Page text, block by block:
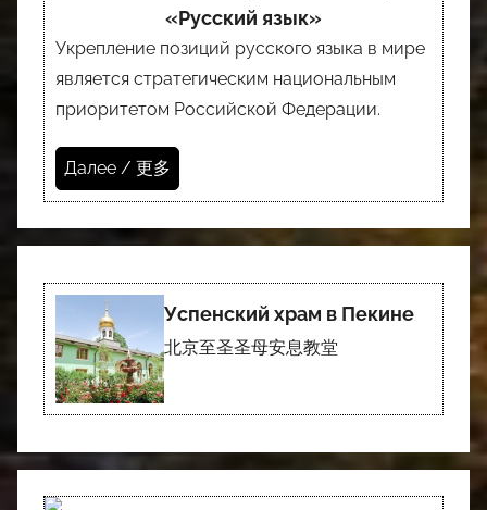
«Русский язык»
Укрепление позиций русского языка в мире
является стратегическим национальным
приоритетом Российской Федерации.
Далее / 更多
Успенский храм в Пекине
北京至圣圣母安息教堂